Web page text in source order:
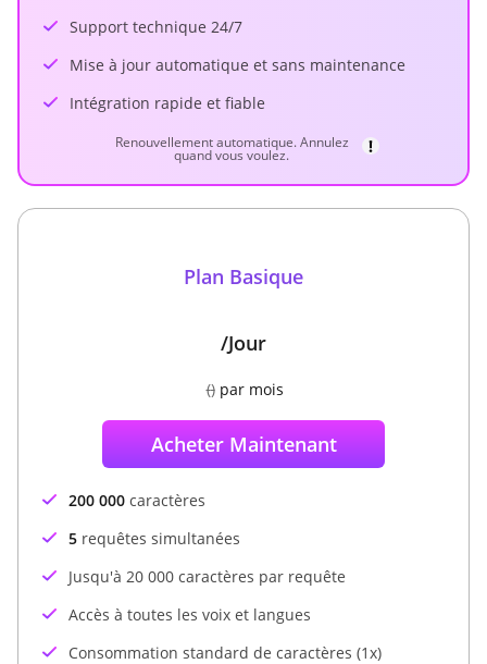
Plan Basique
/Jour
()par mois
Acheter Maintenant
200 000 caractères
5 requêtes simultanées
Jusqu'à 20 000 caractères par requête
Accès à toutes les voix et langues
Consommation standard de caractères (1x)
Support technique 24/7
Mise à jour automatique et sans maintenance
Intégration rapide et fiable
Renouvellement automatique. Annulez
quand vous voulez.